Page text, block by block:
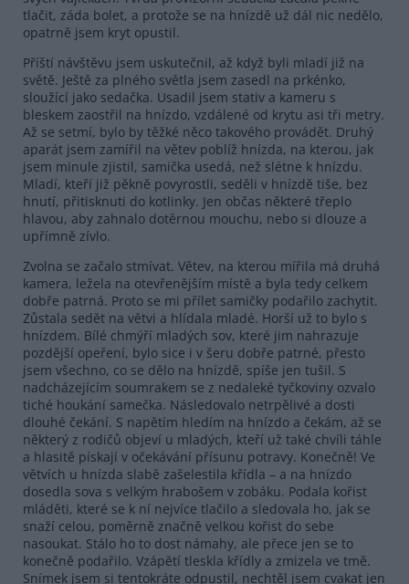
tlačit, záda bolet, a protože se na hnízdě už dál nic nedělo,
opatrně jsem kryt opustil.
Příští návštěvu jsem uskutečnil, až když byli mladí již na
světě. Ještě za plného světla jsem zasedl na prkénko,
sloužící jako sedačka. Usadil jsem stativ a kameru s
bleskem zaostřil na hnízdo, vzdálené od krytu asi tři metry.
Až se setmí, bylo by těžké něco takového provádět. Druhý
aparát jsem zamířil na větev poblíž hnízda, na kterou, jak
jsem minule zjistil, samička usedá, než slétne k hnízdu.
Mladí, kteří již pěkně povyrostli, seděli v hnízdě tiše, bez
hnutí, přitisknuti do kotlinky. Jen občas některé třeplo
hlavou, aby zahnalo dotěrnou mouchu, nebo si dlouze a
upřímně zívlo.
Zvolna se začalo stmívat. Větev, na kterou mířila má druhá
kamera, ležela na otevřenějším místě a byla tedy celkem
dobře patrná. Proto se mi přílet samičky podařilo zachytit.
Zůstala sedět na větvi a hlídala mladé. Horší už to bylo s
hnízdem. Bílé chmýří mladých sov, které jim nahrazuje
pozdější opeření, bylo sice i v šeru dobře patrné, přesto
jsem všechno, co se dělo na hnízdě, spíše jen tušil. S
nadcházejícím soumrakem se z nedaleké tyčkoviny ozvalo
tiché houkání samečka. Následovalo netrpělivé a dosti
dlouhé čekání. S napětím hledím na hnízdo a čekám, až se
některý z rodičů objeví u mladých, kteří už také chvíli táhle
a hlasitě pískají v očekávání přísunu potravy. Konečně! Ve
větvích u hnízda slabě zašelestila křídla – a na hnízdo
dosedla sova s velkým hrabošem v zobáku. Podala kořist
mláděti, které se k ní nejvíce tlačilo a sledovala ho, jak se
snaží celou, poměrně značně velkou kořist do sebe
nasoukat. Stálo ho to dost námahy, ale přece jen se to
konečně podařilo. Vzápětí tleskla křídly a zmizela ve tmě.
Snímek jsem si tentokráte odpustil, nechtěl jsem cvakat jen